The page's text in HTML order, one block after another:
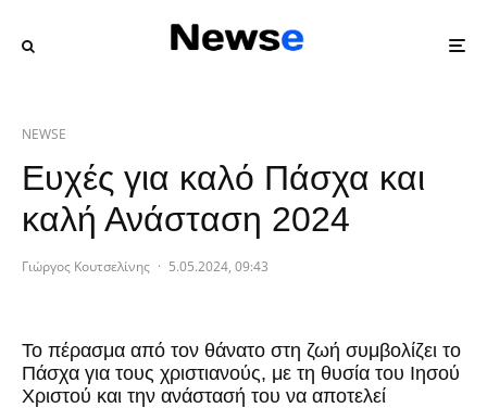
NEWSE
Ευχές για καλό Πάσχα και
καλή Ανάσταση 2024
Γιώργος Κουτσελίνης · 5.05.2024, 09:43
Το πέρασμα από τον θάνατο στη ζωή συμβολίζει το
Πάσχα για τους χριστιανούς, με τη θυσία του Ιησού
Χριστού και την ανάστασή του να αποτελεί